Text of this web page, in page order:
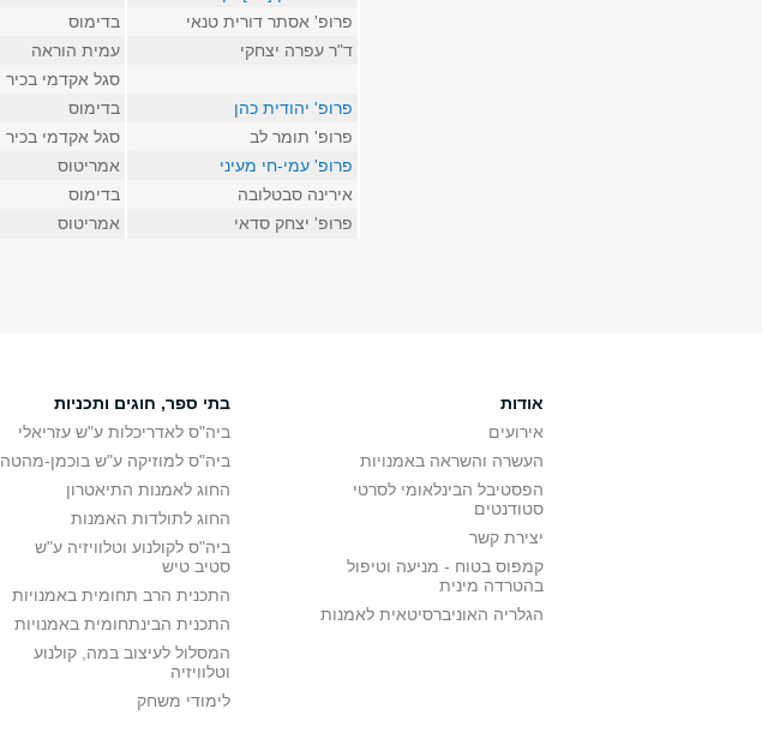
פרופ' אסתר דורית טנאי
בדימוס
ד"ר עפרה יצחקי
עמית הוראה
סגל אקדמי בכיר
פרופ' יהודית כהן
בדימוס
פרופ' תומר לב
סגל אקדמי בכיר
פרופ' עמי-חי מעיני
אמריטוס
אירינה סבטלובה
בדימוס
פרופ' יצחק סדאי
אמריטוס
אודות
אירועים
העשרה והשראה באמנויות
הפסטיבל הבינלאומי לסרטי
סטודנטים
יצירת קשר
קמפוס בטוח - מניעה וטיפול
בהטרדה מינית
הגלריה האוניברסיטאית לאמנות
בתי ספר, חוגים ותכניות
ביה"ס לאדריכלות ע"ש עזריאלי
ביה"ס למוזיקה ע"ש בוכמן-מהטה
החוג לאמנות התיאטרון
החוג לתולדות האמנות
ביה"ס לקולנוע וטלוויזיה ע"ש
סטיב טיש
התכנית הרב תחומית באמנויות
התכנית הבינתחומית באמנויות
המסלול לעיצוב במה, קולנוע
וטלוויזיה
לימודי משחק